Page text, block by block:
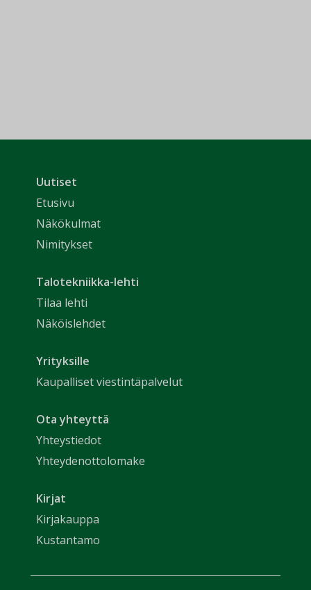
Uutiset
Etusivu
Näkökulmat
Nimitykset
Talotekniikka-lehti
Tilaa lehti
Näköislehdet
Yrityksille
Kaupalliset viestintäpalvelut
Ota yhteyttä
Yhteystiedot
Yhteydenottolomake
Kirjat
Kirjakauppa
Kustantamo